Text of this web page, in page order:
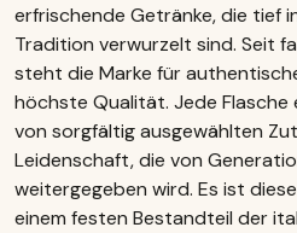
erfrischende Getränke, die tief
Tradition verwurzelt sind. Seit
steht die Marke für
höchste Qualität. Jede Flasche
von sorgfältig ausgewählten
Leidenschaft, die von
weitergegeben wird. Es ist
einem festen Bestandteil der